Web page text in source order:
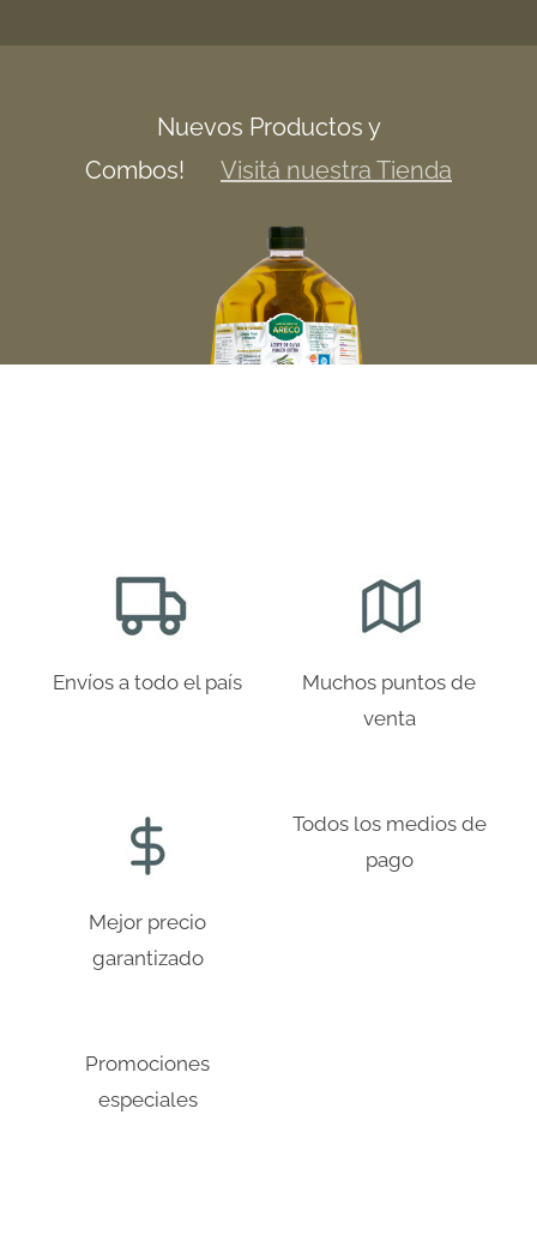
Contacto
Nuevos Productos y
Combos!
Visitá nuestra Tienda
Envíos a todo el país
Muchos puntos de
venta
Mejor precio
garantizado
Todos los medios de
pago
Promociones
especiales